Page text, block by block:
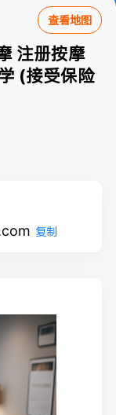
查看地图
注册按摩
(接受保险
复制